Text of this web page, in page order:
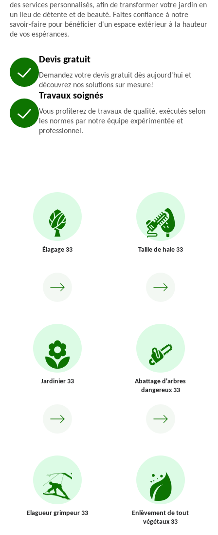
des services personnalisés, afin de transformer votre jardin en
un lieu de détente et de beauté. Faites confiance à notre
savoir-faire pour bénéficier d'un espace extérieur à la hauteur
de vos espérances.
Devis gratuit
Demandez votre devis gratuit dès aujourd'hui et
découvrez nos solutions sur mesure!
Travaux soignés
Vous profiterez de travaux de qualité, exécutés selon
les normes par notre équipe expérimentée et
professionnel.
Élagage 33 Taille de haie 33
Jardinier 33
Abattage d'arbres
dangereux 33
Elagueur grimpeur 33
Enlèvement de tout
végétaux 33